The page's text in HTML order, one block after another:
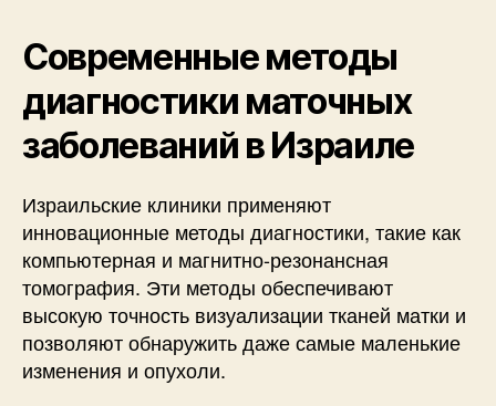
Современные методы
диагностики маточных
заболеваний в Израиле
Израильские клиники применяют
инновационные методы диагностики, такие как
компьютерная и магнитно-резонансная
томография. Эти методы обеспечивают
высокую точность визуализации тканей матки и
позволяют обнаружить даже самые маленькие
изменения и опухоли.